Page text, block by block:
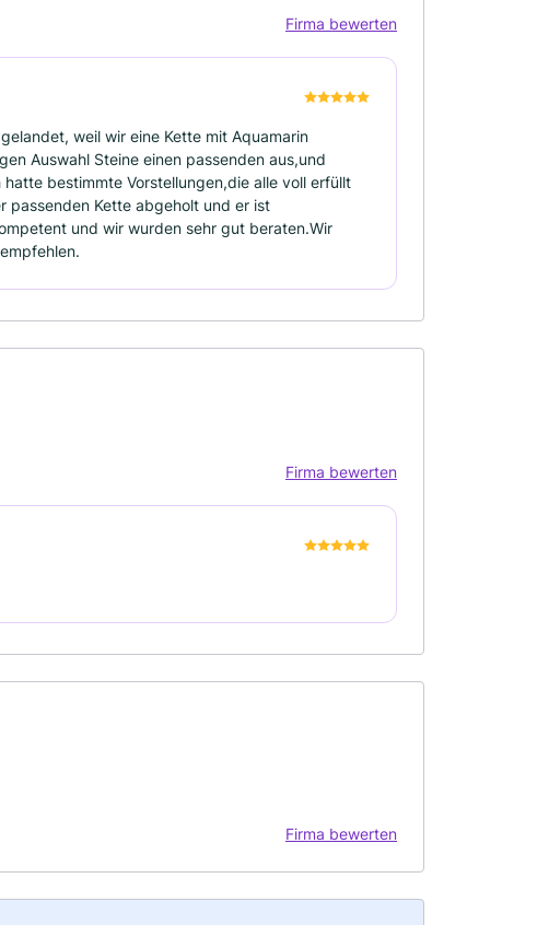
Firma bewerten
weil wir eine Kette mit Aquamarin
Auswahl Steine einen passenden aus,und
bestimmte Vorstellungen,die alle voll erfüllt
passenden Kette abgeholt und er ist
und wir wurden sehr gut beraten.Wir
Firma bewerten
Firma bewerten